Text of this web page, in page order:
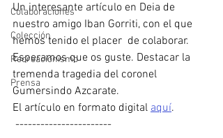
Colaboraciones
Colección
Recreacionismo
Prensa
Un interesante artículo en Deia de
nuestro amigo Iban Gorriti, con el que
hemos tenido el placer  de colaborar.
Esperamos que os guste. Destacar la
tremenda tragedia del coronel
Gumersindo Azcarate.
El artículo en formato digital aquí.
-----------------------